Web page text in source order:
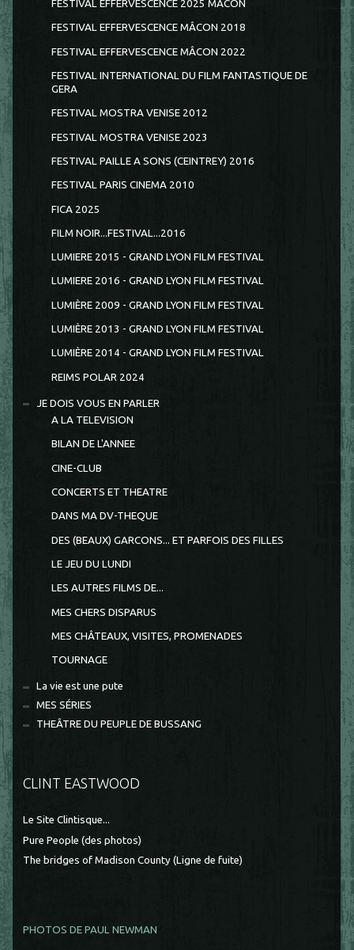
FESTIVAL EFFERVESCENCE 2025 MÂCON
FESTIVAL EFFERVESCENCE MÂCON 2018
FESTIVAL EFFERVESCENCE MÂCON 2022
FESTIVAL INTERNATIONAL DU FILM FANTASTIQUE DE
GERA
FESTIVAL MOSTRA VENISE 2012
FESTIVAL MOSTRA VENISE 2023
FESTIVAL PAILLE A SONS (CEINTREY) 2016
FESTIVAL PARIS CINEMA 2010
FICA 2025
FILM NOIR...FESTIVAL...2016
LUMIERE 2015 - GRAND LYON FILM FESTIVAL
LUMIERE 2016 - GRAND LYON FILM FESTIVAL
LUMIÈRE 2009 - GRAND LYON FILM FESTIVAL
LUMIÈRE 2013 - GRAND LYON FILM FESTIVAL
LUMIÈRE 2014 - GRAND LYON FILM FESTIVAL
REIMS POLAR 2024
JE DOIS VOUS EN PARLER
A LA TELEVISION
BILAN DE L'ANNEE
CINE-CLUB
CONCERTS ET THEATRE
DANS MA DV-THEQUE
DES (BEAUX) GARCONS... ET PARFOIS DES FILLES
LE JEU DU LUNDI
LES AUTRES FILMS DE...
MES CHERS DISPARUS
MES CHÂTEAUX, VISITES, PROMENADES
TOURNAGE
La vie est une pute
MES SÉRIES
THEÂTRE DU PEUPLE DE BUSSANG
CLINT EASTWOOD
Le Site Clintisque...
Pure People (des photos)
The bridges of Madison County (Ligne de fuite)
PHOTOS DE PAUL NEWMAN